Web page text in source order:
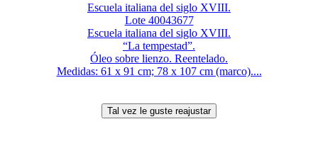
Escuela italiana del siglo XVIII.
Lote 40043677
Escuela italiana del siglo XVIII.
“La tempestad”.
Óleo sobre lienzo. Reentelado.
Medidas: 61 x 91 cm; 78 x 107 cm (marco)....